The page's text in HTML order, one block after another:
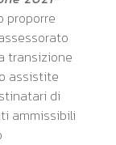
proporre
transizione
assistite
di
ammissibili